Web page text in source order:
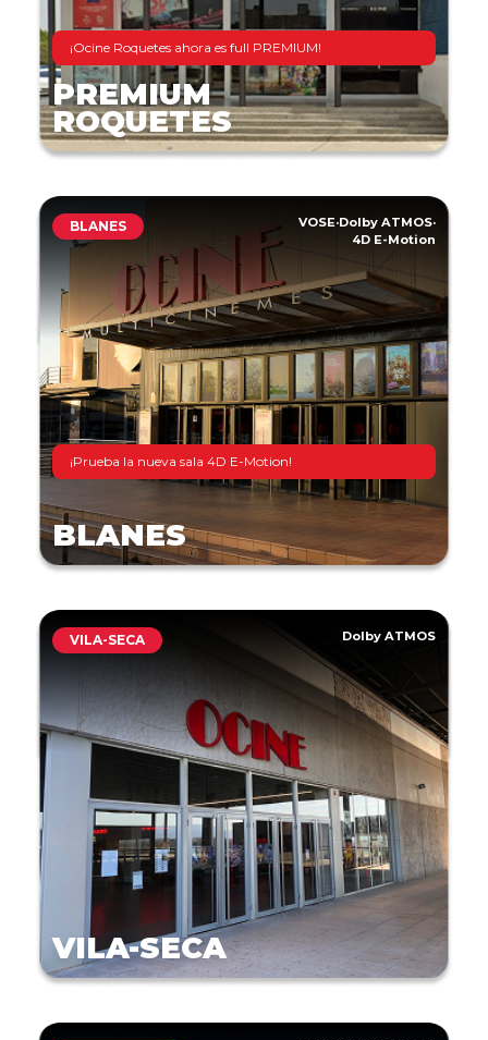
¡Ocine Roquetes ahora es full PREMIUM!
PREMIUM
ROQUETES
BLANES VOSE·Dolby ATMOS·
4D E-Motion
¡Prueba la nueva sala 4D E-Motion!
BLANES
VILA-SECA Dolby ATMOS
VILA-SECA